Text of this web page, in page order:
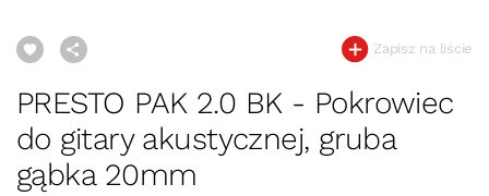
Zapisz na liście
PRESTO PAK 2.0 BK - Pokrowiec
do gitary akustycznej, gruba
gąbka 20mm